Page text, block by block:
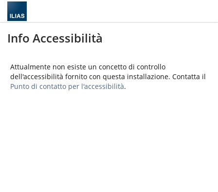
Info Accessibilità
Attualmente non esiste un concetto di controllo
dell'accessibilità fornito con questa installazione. Contatta il
Punto di contatto per l'accessibilità.